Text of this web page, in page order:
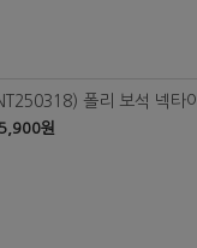
폴리 보석 넥타이
원